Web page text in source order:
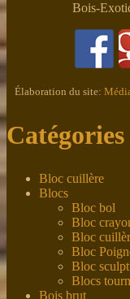
Bois-
Élaboration du site:
Bloc cuillère
Blocs
Bloc bol
Bloc
Bloc
Bloc
Bloc
Blocs
Bois brut